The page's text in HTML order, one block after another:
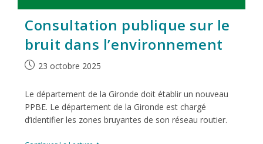
Consultation publique sur le
bruit dans l’environnement
23 octobre 2025
Le département de la Gironde doit établir un nouveau
PPBE. Le département de la Gironde est chargé
d’identifier les zones bruyantes de son réseau routier.